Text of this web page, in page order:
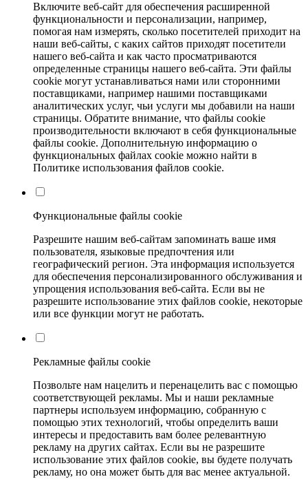
Включите веб-сайт для обеспечения расширенной
функциональности и персонализации, например,
помогая нам измерять, сколько посетителей приходит на
наши веб-сайты, с каких сайтов приходят посетители
нашего веб-сайта и как часто просматриваются
определенные страницы нашего веб-сайта. Эти файлы
cookie могут устанавливаться нами или сторонними
поставщиками, например нашими поставщиками
аналитических услуг, чьи услуги мы добавили на наши
страницы. Обратите внимание, что файлы cookie
производительности включают в себя функциональные
файлы cookie. Дополнительную информацию о
функциональных файлах cookie можно найти в
Политике использования файлов cookie.
Функциональные файлы cookie
Разрешите нашим веб-сайтам запоминать ваше имя
пользователя, языковые предпочтения или
географический регион. Эта информация используется
для обеспечения персонализированного обслуживания и
упрощения использования веб-сайта. Если вы не
разрешите использование этих файлов cookie, некоторые
или все функции могут не работать.
Рекламные файлы cookie
Позвольте нам нацелить и перенацелить вас с помощью
соответствующей рекламы. Мы и наши рекламные
партнеры используем информацию, собранную с
помощью этих технологий, чтобы определить ваши
интересы и предоставить вам более релевантную
рекламу на других сайтах. Если вы не разрешите
использование этих файлов cookie, вы будете получать
рекламу, но она может быть для вас менее актуальной.